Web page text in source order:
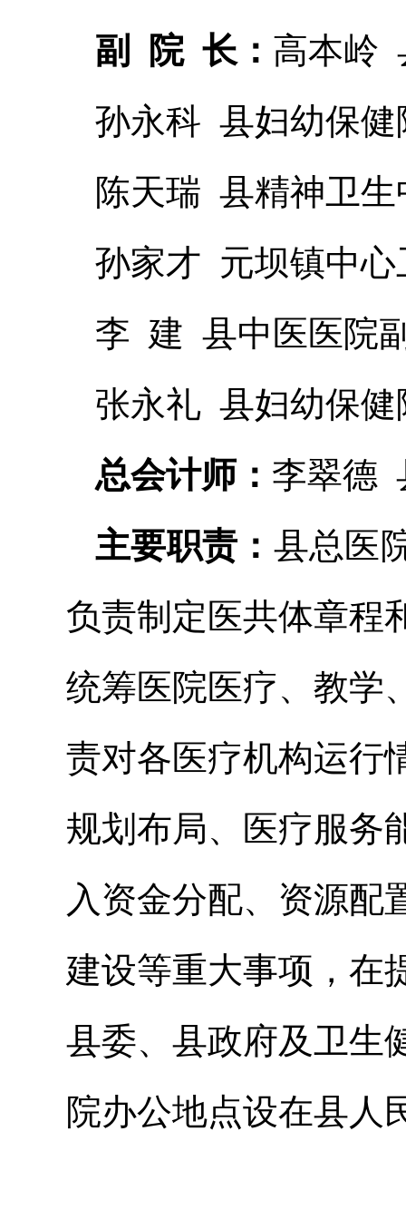
副 院 长： 高本岭
孙永科 县妇幼保健
陈天瑞 县精神卫
孙家才 元坝镇中
李 建 县中医医院
张永礼 县妇幼保健
总会计师： 李翠德
主要职责： 县总医
负责制定医共体章程
统筹医院医疗、教学
责对各医疗机构运行
规划布局、医疗服务
入资金分配、资源配
建设等重大事项，在
县委、县政府及卫生
院办公地点设在县人